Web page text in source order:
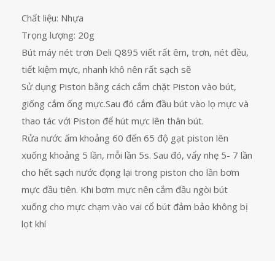
Chất liệu: Nhựa
Trọng lượng: 20g
Bút máy nét trơn Deli Q895 viết rất êm, trơn, nét đều,
tiết kiệm mực, nhanh khô nên rất sạch sẽ
Sử dụng Piston bằng cách cắm chặt Piston vào bút,
giống cắm ống mực.Sau đó cắm đầu bút vào lọ mực và
thao tác với Piston để hút mực lên thân bút.
Rửa nước ấm khoảng 60 đến 65 độ gạt piston lên
xuống khoảng 5 lần, mỗi lần 5s. Sau đó, vẩy nhẹ 5- 7 lần
cho hết sạch nước đọng lại trong piston cho lần bơm
mực đầu tiên. Khi bơm mực nên cắm đầu ngòi bút
xuống cho mực chạm vào vai cổ bút đảm bảo không bị
lọt khí